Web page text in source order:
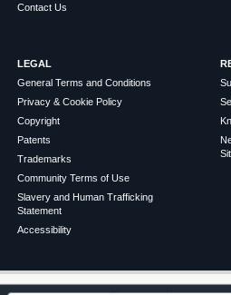
Contact Us
LEGAL
General Terms and Conditions
Privacy & Cookie Policy
Copyright
Patents
Trademarks
Community Terms of Use
Slavery and Human Trafficking
Statement
Accessibility